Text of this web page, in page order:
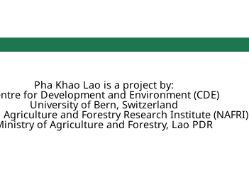
Pha Khao Lao is a project by:
for Development and Environment (CDE)
University of Bern, Switzerland
and Forestry Research Institute (NAFRI)
of Agriculture and Forestry, Lao PDR